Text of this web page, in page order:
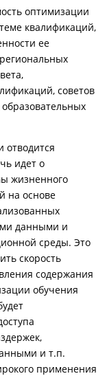
оптимизации
квалификаций,
ее
советов
отводится
идет о
жизненного
на основе
данными и
среды. Это
скорость
содержания
обучения
и т.п.
применения